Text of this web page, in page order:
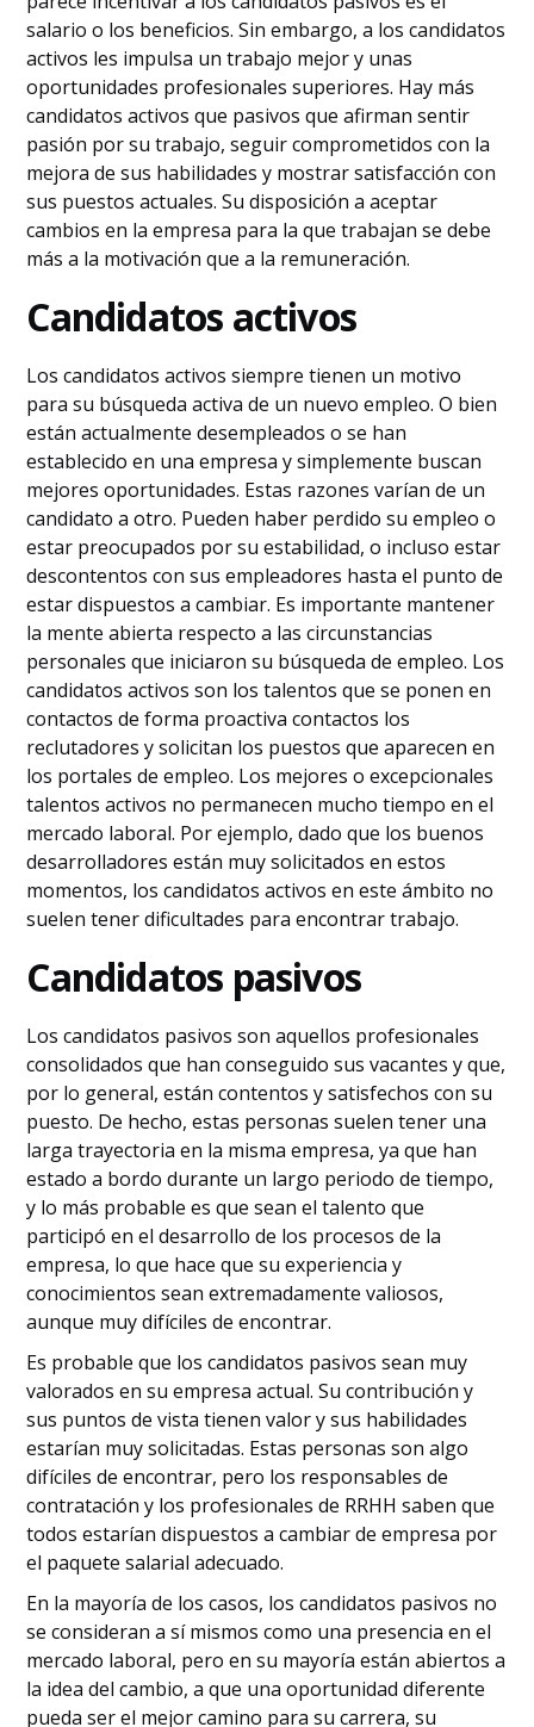
salario o los beneficios. Sin embargo, a los candidatos
activos les impulsa un trabajo mejor y unas
oportunidades profesionales superiores. Hay más
candidatos activos que pasivos que afirman sentir
pasión por su trabajo, seguir comprometidos con la
mejora de sus habilidades y mostrar satisfacción con
sus puestos actuales. Su disposición a aceptar
cambios en la empresa para la que trabajan se debe
más a la motivación que a la remuneración.
Candidatos activos
Los candidatos activos siempre tienen un motivo
para su búsqueda activa de un nuevo empleo. O bien
están actualmente desempleados o se han
establecido en una empresa y simplemente buscan
mejores oportunidades. Estas razones varían de un
candidato a otro. Pueden haber perdido su empleo o
estar preocupados por su estabilidad, o incluso estar
descontentos con sus empleadores hasta el punto de
estar dispuestos a cambiar. Es importante mantener
la mente abierta respecto a las circunstancias
personales que iniciaron su búsqueda de empleo. Los
candidatos activos son los talentos que se ponen en
contactos de forma proactiva contactos los
reclutadores y solicitan los puestos que aparecen en
los portales de empleo. Los mejores o excepcionales
talentos activos no permanecen mucho tiempo en el
mercado laboral. Por ejemplo, dado que los buenos
desarrolladores están muy solicitados en estos
momentos, los candidatos activos en este ámbito no
suelen tener dificultades para encontrar trabajo.
Candidatos pasivos
Los candidatos pasivos son aquellos profesionales
consolidados que han conseguido sus vacantes y que,
por lo general, están contentos y satisfechos con su
puesto. De hecho, estas personas suelen tener una
larga trayectoria en la misma empresa, ya que han
estado a bordo durante un largo periodo de tiempo,
y lo más probable es que sean el talento que
participó en el desarrollo de los procesos de la
empresa, lo que hace que su experiencia y
conocimientos sean extremadamente valiosos,
aunque muy difíciles de encontrar.
Es probable que los candidatos pasivos sean muy
valorados en su empresa actual. Su contribución y
sus puntos de vista tienen valor y sus habilidades
estarían muy solicitadas. Estas personas son algo
difíciles de encontrar, pero los responsables de
contratación y los profesionales de RRHH saben que
todos estarían dispuestos a cambiar de empresa por
el paquete salarial adecuado.
En la mayoría de los casos, los candidatos pasivos no
se consideran a sí mismos como una presencia en el
mercado laboral, pero en su mayoría están abiertos a
la idea del cambio, a que una oportunidad diferente
pueda ser el mejor camino para su carrera, su